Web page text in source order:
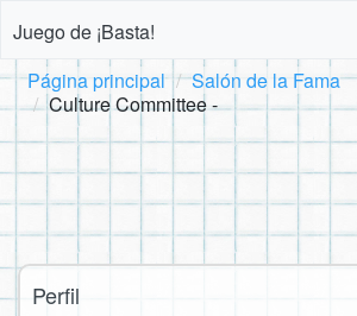
Juego de ¡Basta!
Página principal
Salón de la Fama
Culture Committee -
Perfil